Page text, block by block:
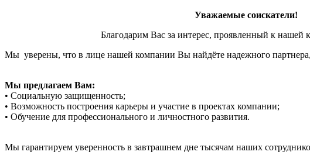
Уважаемые соискатели!
Благодарим Вас за интерес, проявленный к нашей
Мы уверены, что в лице нашей компании Вы найдёте надежного
Мы предлагаем Вам:
• Социальную защищенность;
• Возможность построения карьеры и участие в проектах компании;
• Обучение для профессионального и личностного развития.
Мы гарантируем уверенность в завтрашнем дне тысячам наших